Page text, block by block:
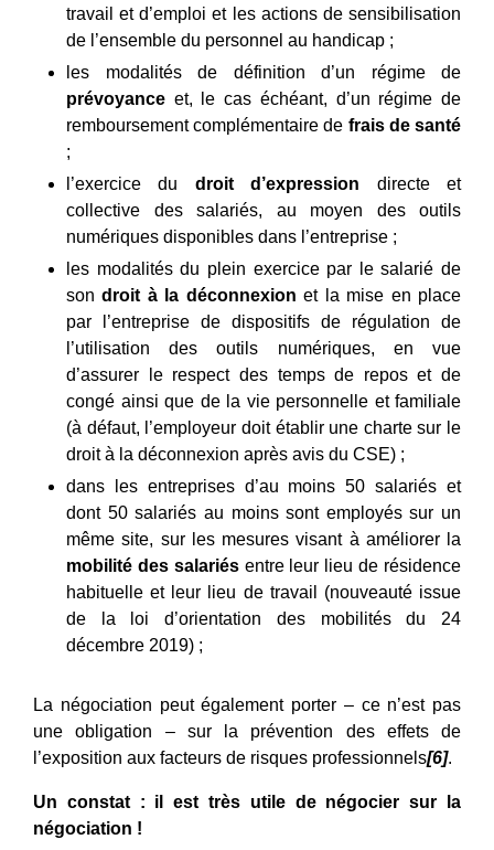
travail et d’emploi et les actions de sensibilisation
de l’ensemble du personnel au handicap ;
les modalités de définition d’un régime de
prévoyance et, le cas échéant, d’un régime de
remboursement complémentaire de frais de santé
;
l’exercice du droit d’expression directe et
collective des salariés, au moyen des outils
numériques disponibles dans l’entreprise ;
les modalités du plein exercice par le salarié de
sondroit à la déconnexionet la mise en place
par l’entreprise de dispositifs de régulation de
l’utilisation des outils numériques, en vue
d’assurer le respect des temps de repos et de
congé ainsi que de la vie personnelle et familiale
(à défaut, l’employeur doit établir une charte sur le
droit à la déconnexion après avis du CSE) ;
dans les entreprises d’au moins 50 salariés et
dont 50 salariés au moins sont employés sur un
même site, sur les mesures visant à améliorer la
mobilité des salariésentre leur lieu de résidence
habituelle et leur lieu de travail (nouveauté issue
de la loi d’orientation des mobilités du 24
décembre 2019) ;
La négociation peut également porter – ce n’est pas
une obligation – sur la prévention des effets de
l’exposition aux facteurs de risques professionnels[6].
Un constat : il est très utile de négocier sur la
négociation !